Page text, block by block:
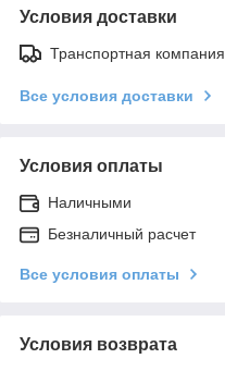
Условия доставки
Транспортная компания
Все условия доставки
Условия оплаты
Наличными
Безналичный расчет
Все условия оплаты
Условия возврата